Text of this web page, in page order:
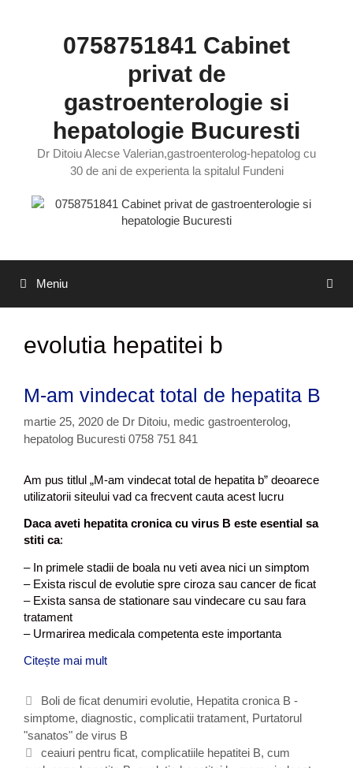
0758751841 Cabinet
privat de
gastroenterologie si
hepatologie Bucuresti
Dr Ditoiu Alecse Valerian,gastroenterolog-hepatolog cu
30 de ani de experienta la spitalul Fundeni
Meniu
evolutia hepatitei b
M-am vindecat total de hepatita B
martie 25, 2020 de Dr Ditoiu, medic gastroenterolog,
hepatolog Bucuresti 0758 751 841
Am pus titlul „M-am vindecat total de hepatita b” deoarece
utilizatorii siteului vad ca frecvent cauta acest lucru
Daca aveti hepatita cronica cu virus B este esential sa
stiti ca:
– In primele stadii de boala nu veti avea nici un simptom
– Exista riscul de evolutie spre ciroza sau cancer de ficat
– Exista sansa de stationare sau vindecare cu sau fara
tratament
– Urmarirea medicala competenta este importanta
Citește mai mult
a
v
i
n
C
a
t
e
Boli de ficat denumiri evolutie, Hepatita cronica B -
simptome, diagnostic, complicatii tratament, Purtatorul
"sanatos" de virus B
E
ceaiuri pentru ficat, complicatiile hepatitei B, cum